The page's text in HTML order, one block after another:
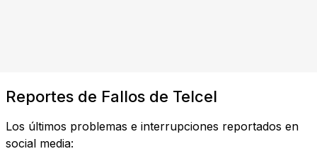
Reportes de Fallos de Telcel
Los últimos problemas e interrupciones reportados en
social media: